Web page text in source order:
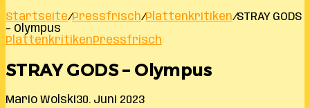
Startseite/Pressfrisch/Plattenkritiken/STRAY GODS
– Olympus
PlattenkritikenPressfrisch
STRAY GODS – Olympus
Mario Wolski30. Juni 2023